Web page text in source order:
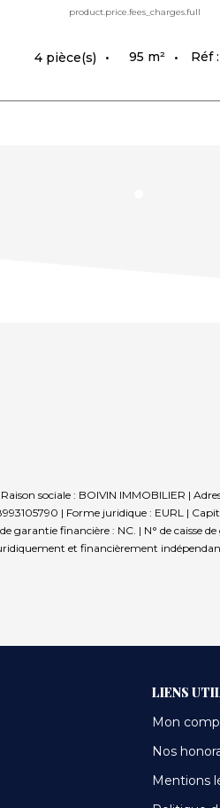
product.price.fees_charges.full
4 pièce(s) 95 m² Réf :
sociale : BOIVIN IMMOBILIER |
| Forme juridique : EURL |
garantie financière : NC. | N° de caisse
et financièrement
LIENS
Mon
Nos
Mentions